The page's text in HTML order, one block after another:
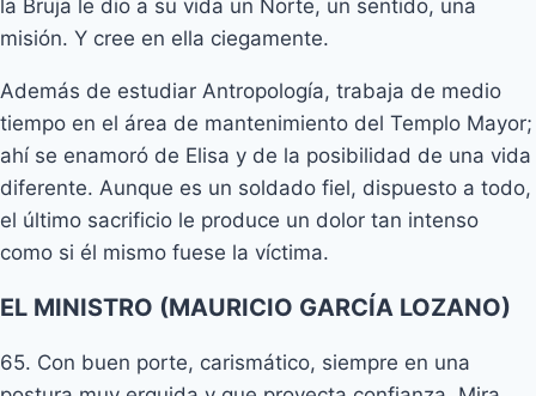
la Bruja le dio a su vida un Norte, un sentido, una
misión. Y cree en ella ciegamente.
Además de estudiar Antropología, trabaja de medio
tiempo en el área de mantenimiento del Templo Mayor;
ahí se enamoró de Elisa y de la posibilidad de una vida
diferente. Aunque es un soldado fiel, dispuesto a todo,
el último sacrificio le produce un dolor tan intenso
como si él mismo fuese la víctima.
EL MINISTRO (MAURICIO GARCÍA LOZANO)
65. Con buen porte, carismático, siempre en una